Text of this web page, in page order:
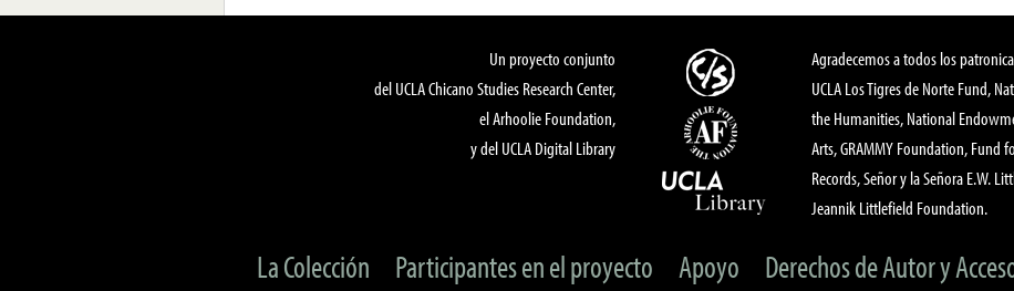
Un proyecto conjunto
del UCLA Chicano Studies Research Center,
el Arhoolie Foundation,
y del UCLA Digital Library
Agradecemos a todos los
UCLA Los Tigres de Norte Fund,
the Humanities, National
Arts, GRAMMY Foundation, Fund
Records, Señor y la Señora E.W.
Jeannik Littlefield Foundation.
La Colección Participantes en el proyecto Apoyo Derechos de Autor y